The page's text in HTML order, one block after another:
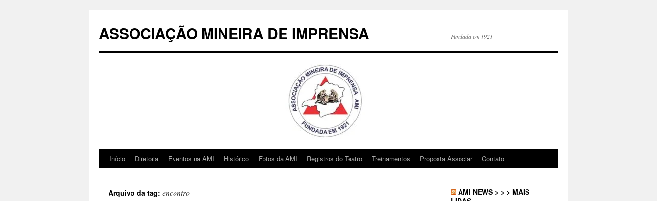
conteúdo
ASSOCIAÇÃO MINEIRA DE IMPRENSA Fundada em 1921
Início Diretoria Eventos na AMI Histórico Fotos da AMI Registros do Teatro Treinamentos Proposta Associar Contato
Arquivo da tag: encontro
AMI NEWS > > > MAIS